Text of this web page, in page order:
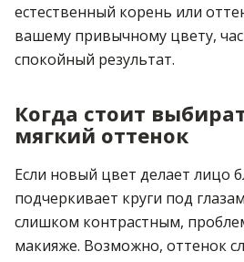
естественный корень или
вашему привычному цвету,
спокойный результат.
Когда стоит
мягкий оттенок
Если новый цвет делает лицо
подчеркивает круги под
слишком контрастным,
макияже. Возможно, оттенок